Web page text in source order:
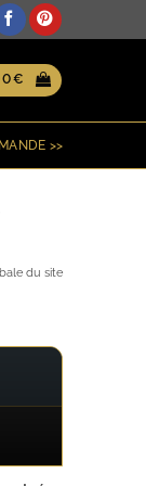
€
>>
du site